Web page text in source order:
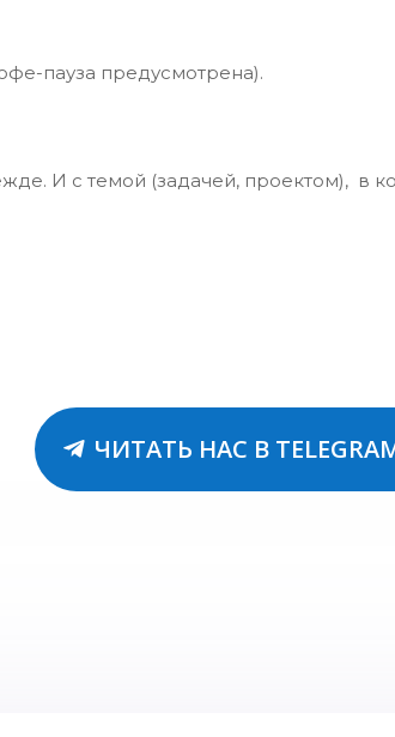
пауза предусмотрена).
И с темой (задачей, проектом), в
ЧИТАТЬ НАС В